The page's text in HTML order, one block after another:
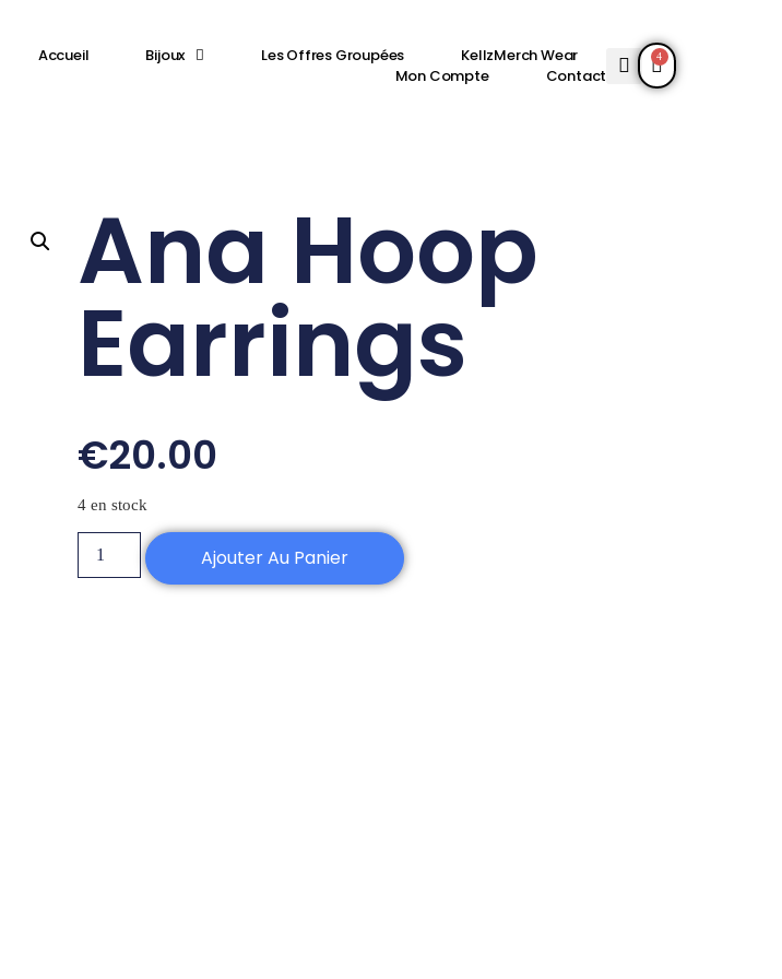
⁠Accueil Bijoux Les Offres Groupées
KellzMerch Wear
Mon Compte
Contact
4
Ana Hoop
Earrings
€20.00
4 en stock
Ajouter Au Panier